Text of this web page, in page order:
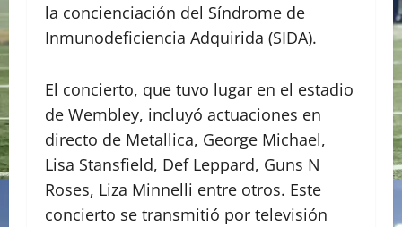
la concienciación del Síndrome de
Inmunodeficiencia Adquirida (SIDA).
El concierto, que tuvo lugar en el estadio
de Wembley, incluyó actuaciones en
directo de Metallica, George Michael,
Lisa Stansfield, Def Leppard, Guns N
Roses, Liza Minnelli entre otros. Este
concierto se transmitió por televisión